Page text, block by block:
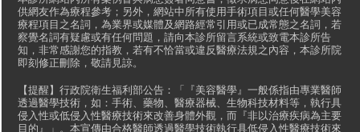
供網友作為療程參考；另外，網站中所有使用手術項目或任何醫學美容
療程項目之名詞，為業界或媒體及網路經常引用或已成常態之名詞，若
察覺名詞有疑慮或有任何問題，請向本診所留言系統或致電本診所告
知，非常感謝您的指教，若有不恰當或違反醫療法規之內容，本診所院
即刻修正刪除，敬請見諒。
【提醒】行政院衛生福利部公告：「『美容醫學』一般係指由專業醫師
透過醫學技術，如：手術、藥物、醫療器械、生物科技材料等，執行具
侵入性或低侵入性醫療技術來改善身體外觀，而『非以治療疾病為主要
目的』」。本宣傳由合格醫師透過醫學技術執行具低侵入性醫療技術來